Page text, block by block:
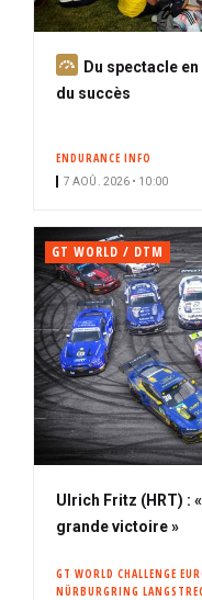
A
b
Du spectacle
du succès
ENDURANCE INFO
7 AOÛ. 2026 • 10:00
GT WORLD / DTM
Ulrich Fritz (HRT) :
grande victoire »
GT WORLD CHALLENGE
NÜRBURGRING